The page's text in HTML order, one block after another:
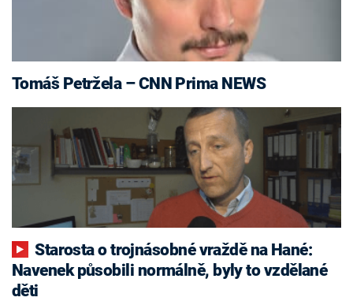
Tomáš Petržela – CNN Prima NEWS
Starosta o trojnásobné vraždě na Hané:
Navenek působili normálně, byly to vzdělané
děti